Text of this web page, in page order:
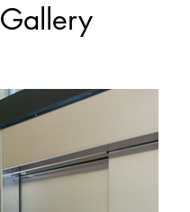
Gallery